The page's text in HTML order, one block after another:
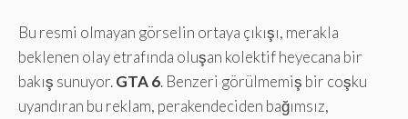
Bu resmi olmayan görselin ortaya çıkışı, merakla
beklenen olay etrafında oluşan kolektif heyecana bir
bakış sunuyor.GTA 6. Benzeri görülmemiş bir coşku
uyandıran bu reklam, perakendeciden bağımsız,